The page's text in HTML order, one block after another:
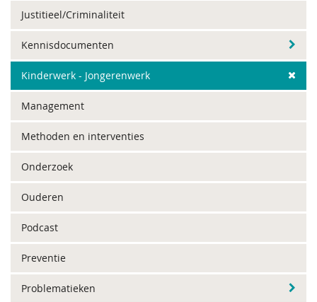
Justitieel/Criminaliteit
Kennisdocumenten
Kinderwerk - Jongerenwerk
Management
Methoden en interventies
Onderzoek
Ouderen
Podcast
Preventie
Problematieken